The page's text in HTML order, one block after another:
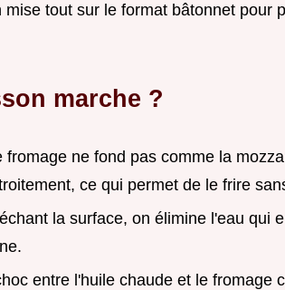
mise tout sur le format bâtonnet pour
marche ?
fromage ne fond pas comme la
ce qui permet de le frire
la surface, on élimine l'eau qui
entre l'huile chaude et le fromage